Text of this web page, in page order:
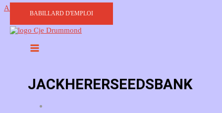
Aller au contenu
BABILLARD D'EMPLOI
JACKHERERSEEDSBANK